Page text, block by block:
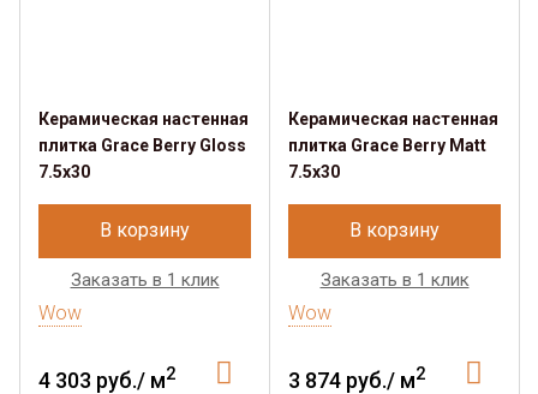
Керамическая настенная
плитка Grace Berry Gloss
7.5x30
В корзину
Заказать в 1 клик
Wow
4 303 руб./ м2
Керамическая настенная
плитка Grace Berry Matt
7.5x30
В корзину
Заказать в 1 клик
Wow
3 874 руб./ м2